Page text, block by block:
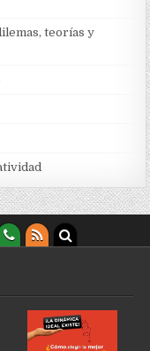
teorías y